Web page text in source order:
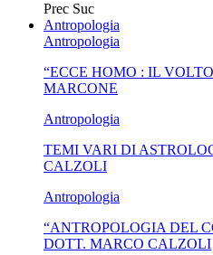
Prec Suc
Antropologia
Antropologia
“ECCE HOMO : IL
MARCONE
Antropologia
TEMI VARI DI
CALZOLI
Antropologia
“ANTROPOLOGIA DEL
DOTT. MARCO CALZOLI